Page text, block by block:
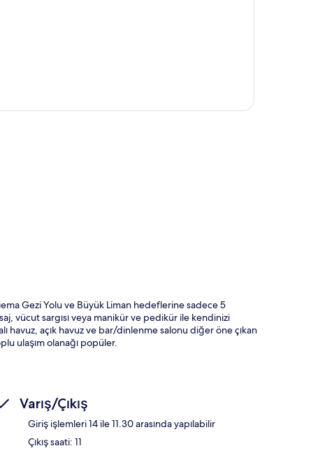
Gezi Yolu ve Büyük Liman hedeflerine sadece 5
vücut sargısı veya manikür ve pedikür ile kendinizi
havuz, açık havuz ve bar/dinlenme salonu diğer öne çıkan
ulaşım olanağı popüler.
Varış/Çıkış
Giriş işlemleri 14 ile 11.30 arasında yapılabilir
Çıkış saati: 11